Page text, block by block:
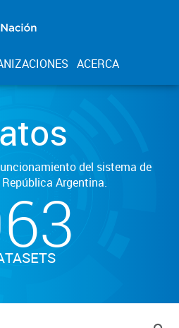
ACERCA
del sistema de
Argentina.